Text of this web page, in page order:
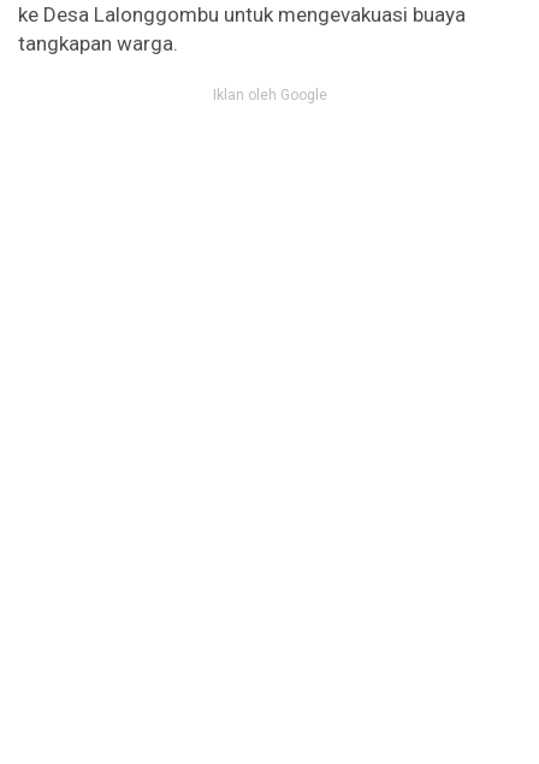
ke Desa Lalonggombu untuk mengevakuasi buaya
tangkapan warga.
Iklan oleh Google